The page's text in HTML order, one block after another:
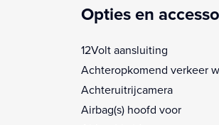
Opties en
12Volt aansluiting
Achteropkomend verkeer
Achteruitrijcamera
Airbag(s) hoofd voor